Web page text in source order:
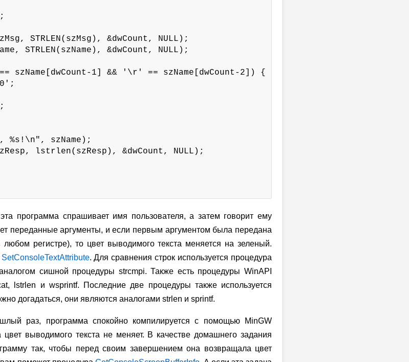
STRLEN(szMsg), &dwCount, NULL);
STRLEN(szName), &dwCount, NULL);
szName[dwCount-1] && '\r' == szName[dwCount-2]) {
%s!\n", szName);
lstrlen(szResp), &dwCount, NULL);
программа спрашивает имя пользователя, а затем говорит ему
переданные аргументы, и если первым аргументом была передана
регистре), то цвет выводимого текста меняется на зеленый.
SetConsoleTextAttribute. Для сравнения строк используется процедура
сишной процедуры strcmpi. Также есть процедуры WinAPI
lstrlen и wsprintf. Последние две процедуры также используется
догадаться, они являются аналогами strlen и sprintf.
раз, программа спокойно компилируется с помощью MinGW
цвет выводимого текста не меняет. В качестве домашнего задания
так, чтобы перед своим завершением она возвращала цвет